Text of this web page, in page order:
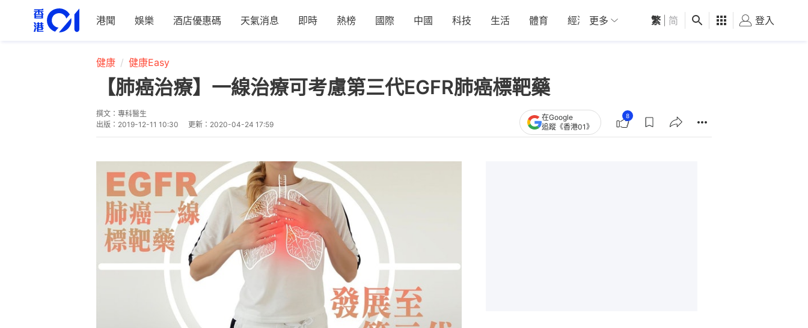
港聞 娛樂 酒店優惠碼 天氣消息 即時 熱榜 國際 中國 科技 生活 體育 經濟 01深圳 觀點 健康 好食玩飛
更多 繁 简 登入
健康 健康Easy
【肺癌治療】一線治療可考慮第三代EGFR肺癌標靶藥
撰文： 專科醫生
出版： 2019-12-11 10:30 更新： 2020-04-24 17:59
在Google
追蹤《香港01》
8